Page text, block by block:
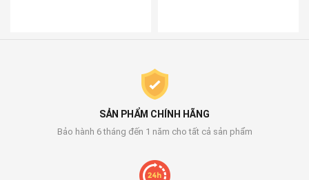
SẢN PHẨM CHÍNH HÃNG
Bảo hành 6 tháng đến 1 năm cho tất cả sản phẩm